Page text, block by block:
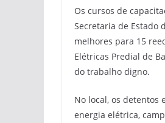
Os cursos de
Secretaria de Estado
melhores para 15
Elétricas Predial de
do trabalho digno.
No local, os detentos
energia elétrica,